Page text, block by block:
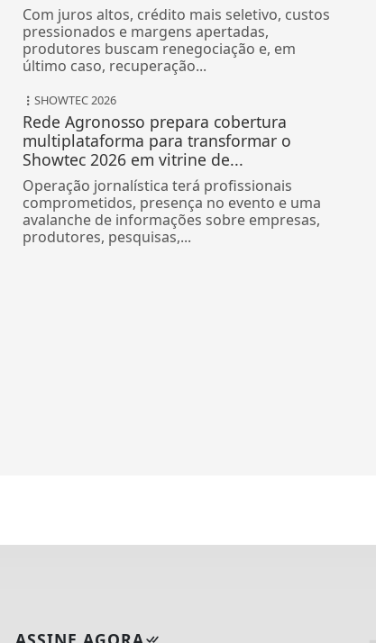
Com juros altos, crédito mais seletivo, custos
pressionados e margens apertadas,
produtores buscam renegociação e, em
último caso, recuperação...
SHOWTEC 2026
Rede Agronosso prepara cobertura
multiplataforma para transformar o
Showtec 2026 em vitrine de...
Operação jornalística terá profissionais
comprometidos, presença no evento e uma
avalanche de informações sobre empresas,
produtores, pesquisas,...